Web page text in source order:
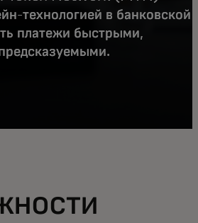
технологией в банковской
платежи быстрыми,